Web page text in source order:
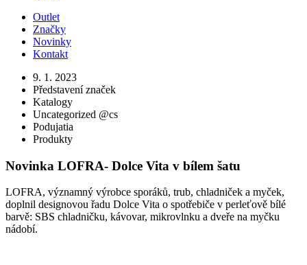
Outlet
Značky
Novinky
Kontakt
9. 1. 2023
Představení značek
Katalogy
Uncategorized @cs
Podujatia
Produkty
Novinka LOFRA- Dolce Vita v bílem šatu
LOFRA, významný výrobce sporáků, trub, chladniček a myček,
doplnil designovou řadu Dolce Vita o spotřebiče v perleťově bílé
barvě: SBS chladničku, kávovar, mikrovlnku a dveře na myčku
nádobí.